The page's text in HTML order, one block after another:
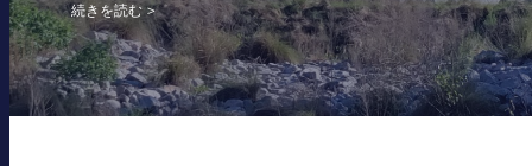
続きを読む